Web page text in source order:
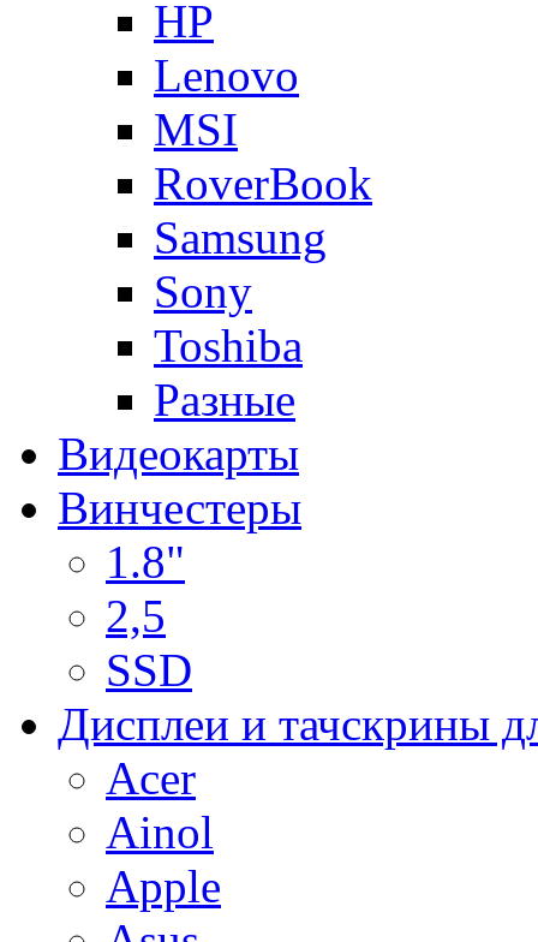
HP
Lenovo
MSI
RoverBook
Samsung
Sony
Toshiba
Разные
Видеокарты
Винчестеры
1.8"
2,5
SSD
Дисплеи и тачскрины
Acer
Ainol
Apple